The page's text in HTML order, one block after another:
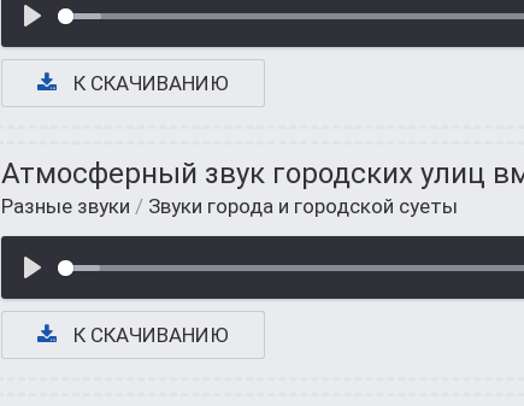
К СКАЧИВАНИЮ
Атмосферный звук городских улиц
Разные звуки / Звуки города и городской суеты
К СКАЧИВАНИЮ